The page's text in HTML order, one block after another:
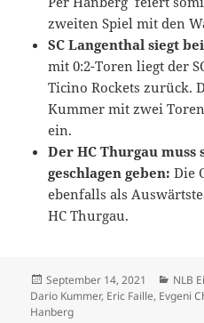
zweiten Spiel mit den
SC Langenthal siegt
mit 0:2-Toren liegt der
Ticino Rockets zurück.
Kummer mit zwei
ein.
Der HC Thurgau muss
geschlagen geben: Die
ebenfalls als
HC Thurgau.
Veröffentlicht
am
September 14, 2021 NLB
Dario Kummer, Eric Faille, Evgeni
Hanberg